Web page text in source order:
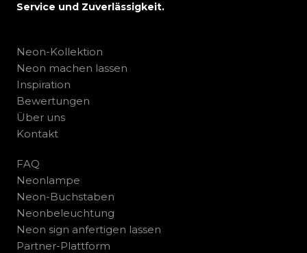
Service und Zuverlässigkeit.
Neon-Kollektion
Neon machen lassen
Inspiration
Bewertungen
Über uns
Kontakt
FAQ
Neonlampe
Neon-Buchstaben
Neonbeleuchtung
Neon sign anfertigen lassen
Partner-Plattform